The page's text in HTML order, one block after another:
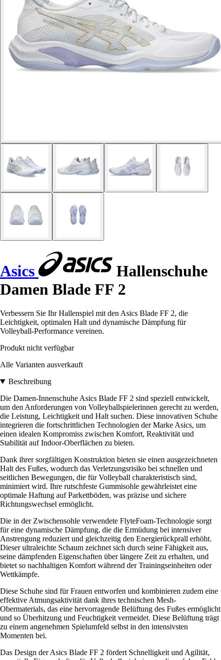
Asics
Hallenschuhe
Damen Blade FF 2
Verbessern Sie Ihr Hallenspiel mit den Asics Blade FF 2, die
Leichtigkeit, optimalen Halt und dynamische Dämpfung für
Volleyball-Performance vereinen.
Produkt nicht verfügbar
Alle Varianten ausverkauft
Beschreibung
Die Damen-Innenschuhe Asics Blade FF 2 sind speziell entwickelt,
um den Anforderungen von Volleyballspielerinnen gerecht zu werden,
die Leistung, Leichtigkeit und Halt suchen. Diese innovativen Schuhe
integrieren die fortschrittlichen Technologien der Marke Asics, um
einen idealen Kompromiss zwischen Komfort, Reaktivität und
Stabilität auf Indoor-Oberflächen zu bieten.
Dank ihrer sorgfältigen Konstruktion bieten sie einen ausgezeichneten
Halt des Fußes, wodurch das Verletzungsrisiko bei schnellen und
seitlichen Bewegungen, die für Volleyball charakteristisch sind,
minimiert wird. Ihre rutschfeste Gummisohle gewährleistet eine
optimale Haftung auf Parkettböden, was präzise und sichere
Richtungswechsel ermöglicht.
Die in der Zwischensohle verwendete FlyteFoam-Technologie sorgt
für eine dynamische Dämpfung, die die Ermüdung bei intensiver
Anstrengung reduziert und gleichzeitig den Energierückprall erhöht.
Dieser ultraleichte Schaum zeichnet sich durch seine Fähigkeit aus,
seine dämpfenden Eigenschaften über längere Zeit zu erhalten, und
bietet so nachhaltigen Komfort während der Trainingseinheiten oder
Wettkämpfe.
Diese Schuhe sind für Frauen entworfen und kombinieren zudem eine
effektive Atmungsaktivität dank ihres technischen Mesh-
Obermaterials, das eine hervorragende Belüftung des Fußes ermöglicht
und so Überhitzung und Feuchtigkeit vermeidet. Diese Belüftung trägt
zu einem angenehmen Spielumfeld selbst in den intensivsten
Momenten bei.
Das Design der Asics Blade FF 2 fördert Schnelligkeit und Agilität,